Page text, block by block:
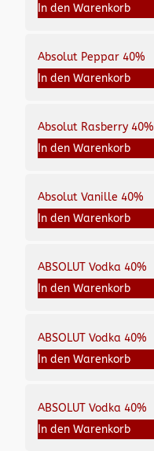
In den Warenkorb
Absolut Peppar 40%
In den Warenkorb
Absolut Rasberry 40%
In den Warenkorb
Absolut Vanille 40%
In den Warenkorb
ABSOLUT Vodka 40%
In den Warenkorb
ABSOLUT Vodka 40%
In den Warenkorb
ABSOLUT Vodka 40%
In den Warenkorb